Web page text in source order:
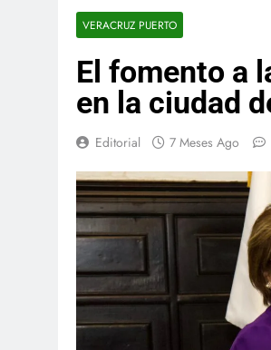
VERACRUZ PUERTO
El fomento a
en la ciudad
Editorial 7 Meses Ago